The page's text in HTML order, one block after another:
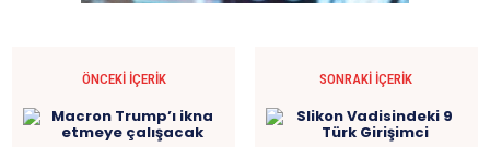
ÖNCEKI İÇERIK SONRAKI İÇERIK